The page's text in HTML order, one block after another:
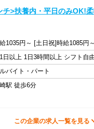
チ>扶養内・平日のみOK!
1035円～ [土日祝]時給1085円
日以上 1日3時間以上 シフト自
バイト・パート
駅 徒歩6分
この企業の求人一覧を見る